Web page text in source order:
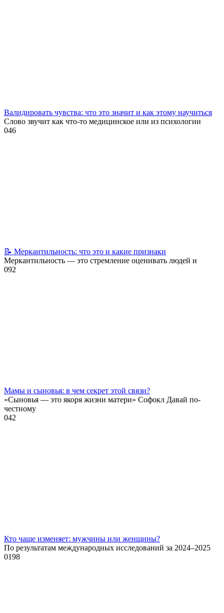
Валидировать чувства: что это значит и как этому научиться
Слово звучит как что-то медицинское или из психологии
046
📝 Меркантильность: что это и какие признаки
Меркантильность — это стремление оценивать людей и
092
Мамы и сыновья: в чем секрет этой связи?
«Сыновья — это якоря жизни матери» Софокл Давай по-
честному
042
Кто чаще изменяет: мужчины или женщины?
По результатам международных исследований за 2024–2025
0198